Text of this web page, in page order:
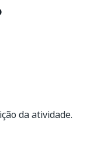
da atividade.